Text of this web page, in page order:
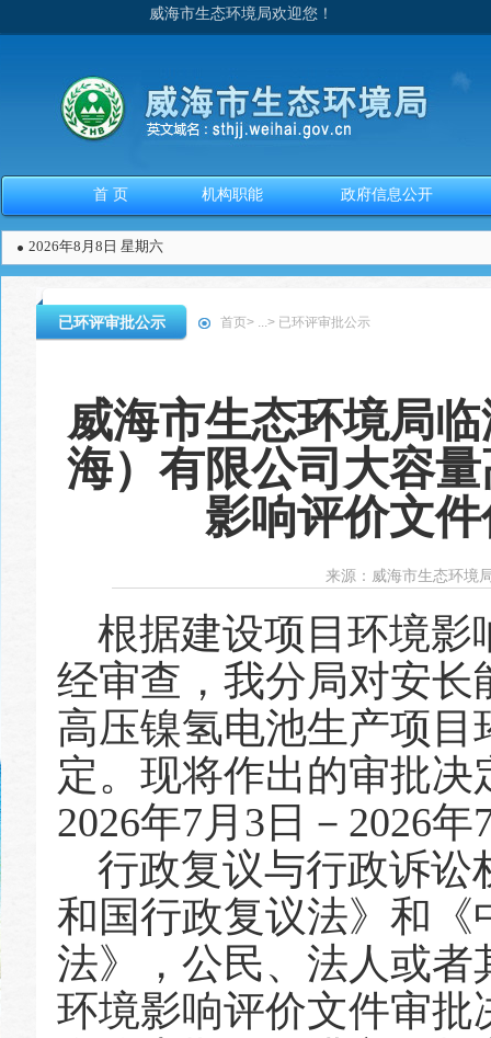
威海市生态环境局欢迎您！
首 页 机构职能 政府信息公开
2026年8月8日 星期六
已环评审批公示 首页> ...> 已环评审批公示
威海市生态环境局
海）有限公司⼤容
影响评价文
来源： 威海市生态环境
根据建设项目环境影
经审查， 我分局对安长
⾼压镍氢电池⽣产项⽬
定。现将作出的审批
2026年7月3日－2026
行政复议与行政诉讼
和国行政复议法》和
法》，公民、法人或
环境影响评价文件审